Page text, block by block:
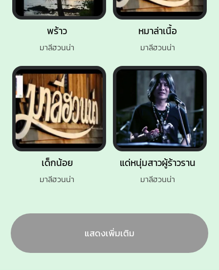
เด็กน้อย
มาลีฮวนน่า
พร้าว
มาลีฮวนน่า
แด่หนุ่มสาวผู้ร้าวราน
มาลีฮวนน่า
หมาล่าเนื้อ
มาลีฮวนน่า
แสดงเพิ่มเติม